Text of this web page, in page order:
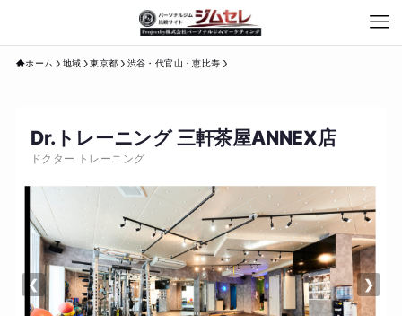
ホーム 地域 東京都 渋谷・代官山・恵比寿
Dr.トレーニング 三軒茶屋ANNEX店
ドクター トレーニング
❮ ❯